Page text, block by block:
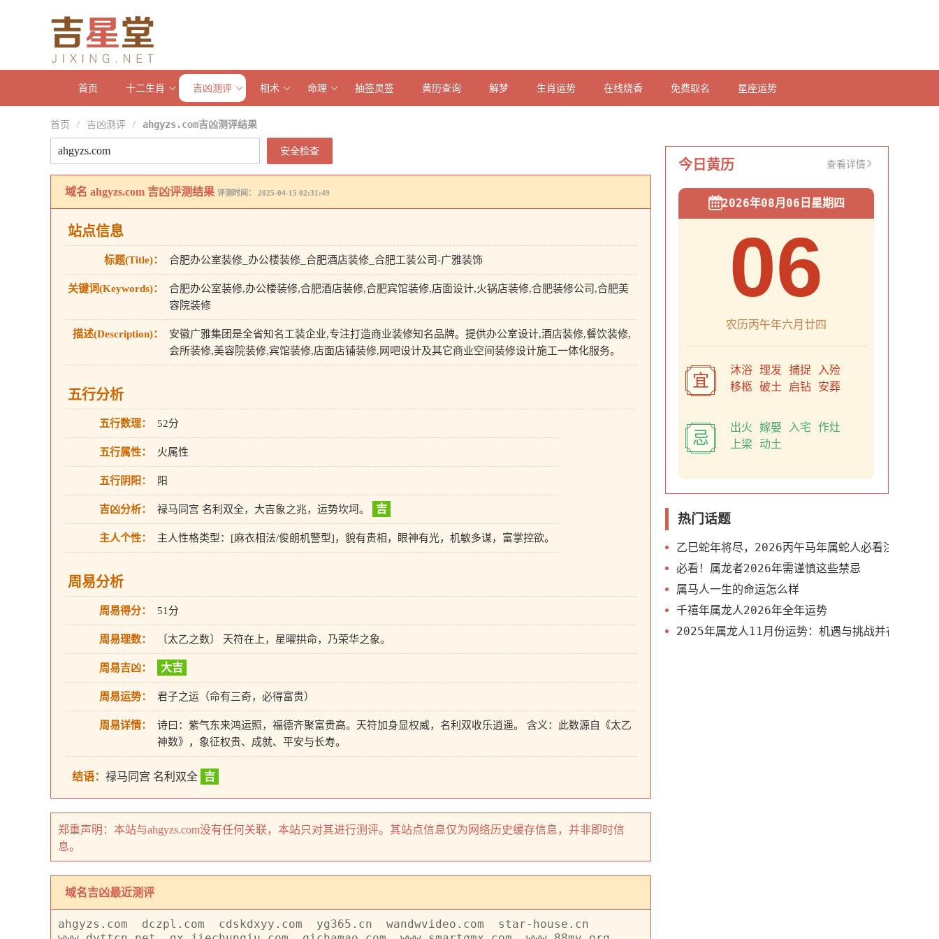
首页 十二生肖 吉凶测评 相术 命理 抽签灵签 黄历查询 解梦 生肖运势 在线烧香 免费取名 星座运势
首页 / 吉凶测评 / ahgyzs.com吉凶测评结果
安全检查
域名 ahgyzs.com 吉凶评测结果 评测时间： 2025-04-15 02:31:49
站点信息
标题(Title)： 合肥办公室装修_办公楼装修_合肥酒店装修_合肥工装公司-广雅装饰
关键词(Keywords)：
合肥办公室装修,办公楼装修,合肥酒店装修,合肥宾馆装修,店面设计,火锅店装修,合肥装修公司,合肥美
容院装修
描述(Description)：
安徽广雅集团是全省知名工装企业,专注打造商业装修知名品牌。提供办公室设计,酒店装修,餐饮装修,
会所装修,美容院装修,宾馆装修,店面店铺装修,网吧设计及其它商业空间装修设计施工一体化服务。
五行分析
五行数理： 52分
五行属性： 火属性
五行阴阳： 阳
吉凶分析： 禄马同宫 名利双全，大吉象之兆，运势坎坷。 吉
主人个性： 主人性格类型：[麻衣相法/俊朗机警型]，貌有贵相，眼神有光，机敏多谋，富掌控欲。
周易分析
周易得分： 51分
周易理数： 〔太乙之数〕 天符在上，星曜拱命，乃荣华之象。
周易吉凶： 大吉
周易运势： 君子之运（命有三奇，必得富贵）
周易详情：
诗曰：紫气东来鸿运照，福德齐聚富贵高。天符加身显权威，名利双收乐逍遥。 含义：此数源自《太乙
神数》，象征权贵、成就、平安与长寿。
结语： 禄马同宫 名利双全 吉
郑重声明：本站与ahgyzs.com没有任何关联，本站只对其进行测评。其站点信息仅为网络历史缓存信息，并非即时信
息。
域名吉凶最近测评
ahgyzs.com dczpl.com cdskdxyy.com yg365.cn wandwvideo.com
star-house.cn
今日黄历 查看详情
2026年08月06日星期四
06
农历丙午年六月廿四
宜
沐浴 理发 捕捉 入殓
移柩 破土 启钻 安葬
忌
出火 嫁娶 入宅 作灶
上梁 动土
热门话题
乙巳蛇年将尽，2026丙午马年属蛇人必看注意事项
必看！属龙者2026年需谨慎这些禁忌
属马人一生的命运怎么样
千禧年属龙人2026年全年运势
2025年属龙人11月份运势：机遇与挑战并存